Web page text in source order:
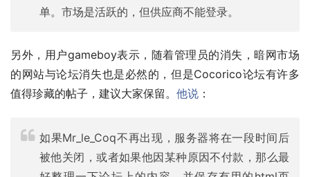
单。市场是活跃的，但供应商不能登录。
另外，用户gameboy表示，随着管理员的消失，暗网市场
的网站与论坛消失也是必然的，但是Cocorico论坛有许多
值得珍藏的帖子，建议大家保留。 他说 ：
如果Mr_le_Coq不再出现，服务器将在一段时间后
被他关闭，或者如果他因某种原因不付款，那么最